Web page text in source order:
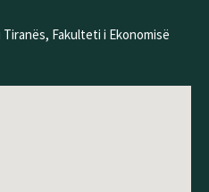
Fakulteti i Ekonomisë